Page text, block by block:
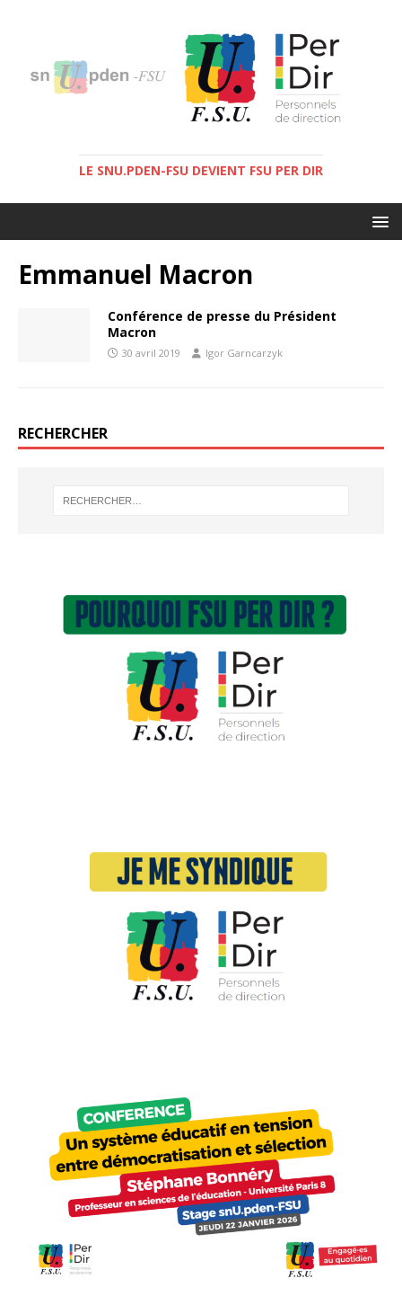
LE SNU.PDEN-FSU DEVIENT FSU PER DIR
Emmanuel Macron
Conférence de presse du Président
Macron
30 avril 2019 Igor Garncarzyk
RECHERCHER